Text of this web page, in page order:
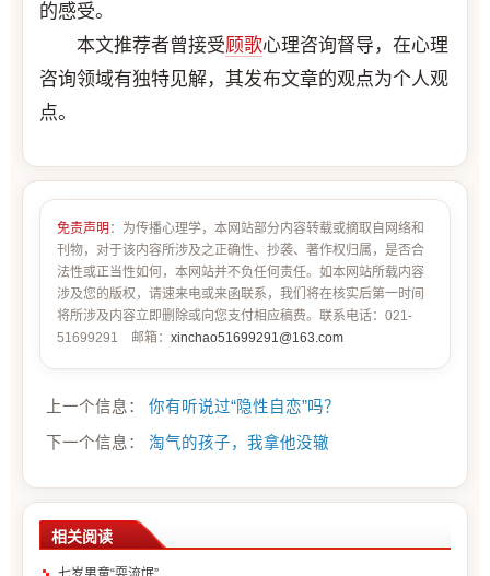
的感受。
本文推荐者曾接受顾歌心理咨询督导，在心理
咨询领域有独特见解，其发布文章的观点为个人观
点。
免责声明 ：为传播心理学，本网站部分内容转载或摘取自网络和
刊物，对于该内容所涉及之正确性、抄袭、著作权归属，是否合
法性或正当性如何，本网站并不负任何责任。如本网站所载内容
涉及您的版权，请速来电或来函联系，我们将在核实后第一时间
将所涉及内容立即删除或向您支付相应稿费。联系电话：021-
51699291 邮箱： xinchao51699291@163.com
上一个信息： 你有听说过“隐性自恋”吗？
下一个信息： 淘气的孩子，我拿他没辙
相关阅读